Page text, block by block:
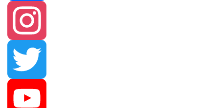
Facebook
Instagram
Twitter